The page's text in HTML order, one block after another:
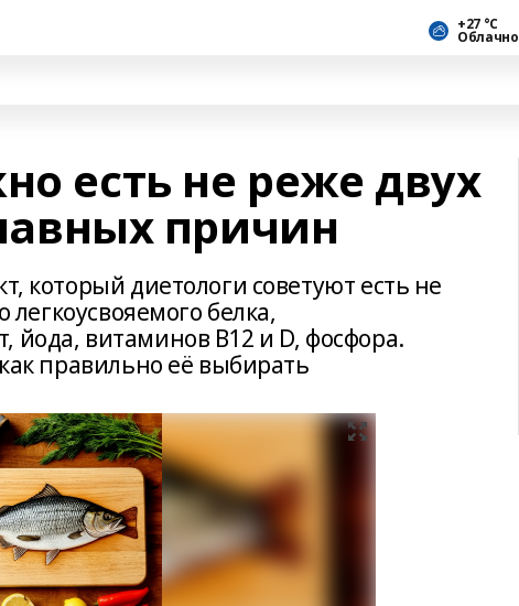
+27 °С
Облачно
есть не реже двух
причин
который диетологи советуют есть не
белка,
витаминов B12 и D, фосфора.
правильно её выбирать